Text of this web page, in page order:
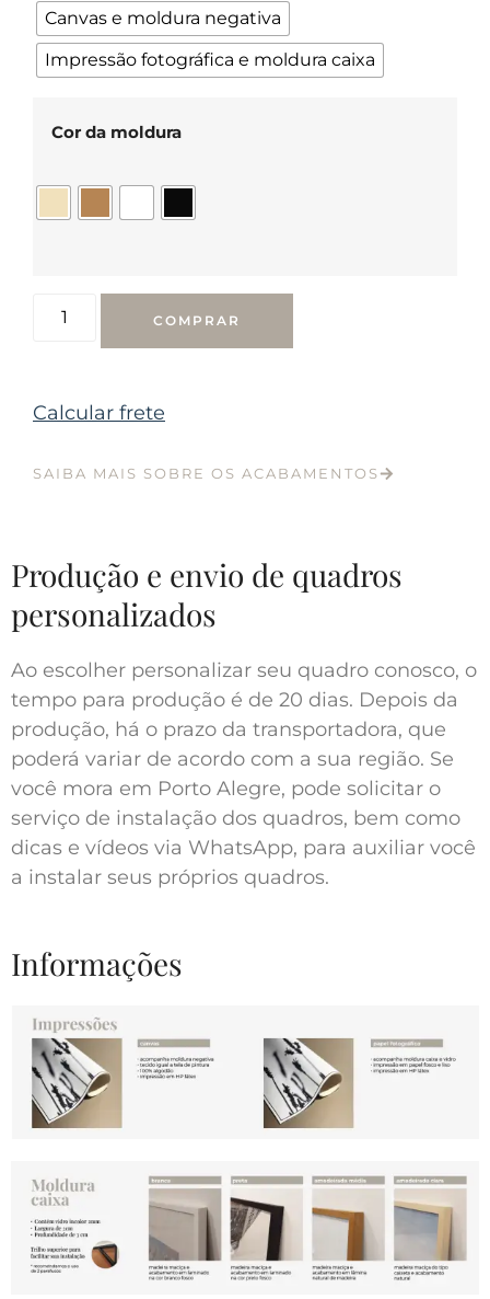
Canvas e moldura negativa
Impressão fotográfica e moldura caixa
Cor da moldura
COMPRAR
Calcular frete
SAIBA MAIS SOBRE OS ACABAMENTOS
Produção e envio de quadros
personalizados
Ao escolher personalizar seu quadro conosco, o
tempo para produção é de 20 dias. Depois da
produção, há o prazo da transportadora, que
poderá variar de acordo com a sua região. Se
você mora em Porto Alegre, pode solicitar o
serviço de instalação dos quadros, bem como
dicas e vídeos via WhatsApp, para auxiliar você
a instalar seus próprios quadros.
Informações